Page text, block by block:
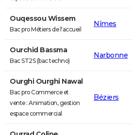
Ouqessou Wissem
Bac pro Métiers de l'accueil
Nîmes
Ourchid Bassma
Bac ST2S (bac techno)
Narbonne
Ourghi Ourghi Nawal
Bac pro Commerce et
vente : Animation, gestion
espace commercial
Béziers